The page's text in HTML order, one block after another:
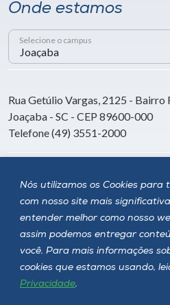
Nós utilizamos os Cookies para
com nosso site mais
entender melhor como nosso
assim podemos entregar
você. Para mais informações
cookies que estamos usando,
Privacidade.
Onde estamos
Selecione o campus
Rua Getúlio Vargas, 2125 - Bairro
Joaçaba - SC - CEP 89600-000
Telefone (49) 3551-2000
Siga a Unoesc